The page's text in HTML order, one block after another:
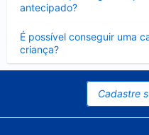
antecipado?
É possível conseguir uma
criança?
Contraído
Cadastre